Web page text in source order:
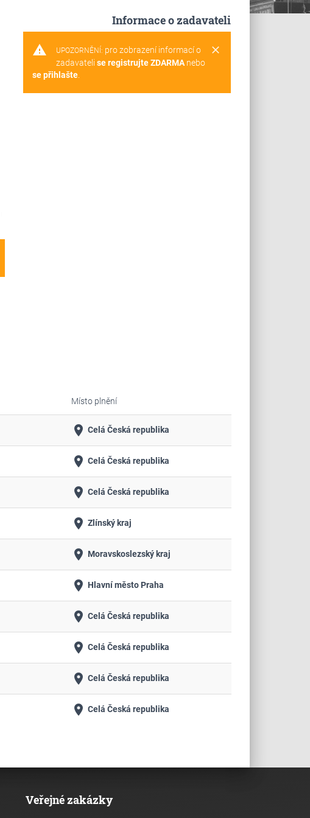
Informace o zadavateli
warning clear
UPOZORNĚNÍ: pro zobrazení informací o
zadavateli se registrujte ZDARMAnebo
se přihlašte.
Místo plnění
place Celá Česká republika
place Celá Česká republika
place Celá Česká republika
place Zlínský kraj
place Moravskoslezský kraj
place Hlavní město Praha
place Celá Česká republika
place Celá Česká republika
place Celá Česká republika
place Celá Česká republika
Veřejné zakázky